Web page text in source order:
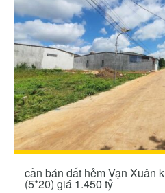
cần bán đất hẻm Vạn Xuân
(5*20) giá 1.450 tỷ